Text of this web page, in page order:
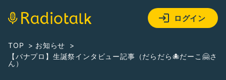
ログイン
TOP
お知らせ
【バナプロ】生誕祭インタビュー記事（だらだら🐙だーこ🤗さ
ん）